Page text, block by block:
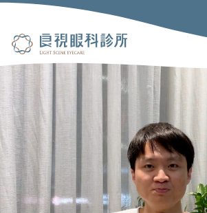
關於良視
眼睛健檢
兒童視力